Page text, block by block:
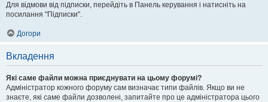
Для відмови від підписки, перейдіть в Панель керування і натисніть на
посилання "Підписки".
Догори
Вкладення
Які саме файли можна приєднувати на цьому форумі?
Адміністратор кожного форуму сам визначає типи файлів. Якщо ви не
знаєте, які саме файли дозволені, запитайте про це адміністратора цього